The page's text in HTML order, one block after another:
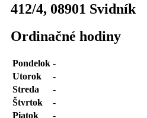
412/4, 08901 Svidník
Ordinačné hodiny
Pondelok -
Utorok
-
Streda
-
Štvrtok
-
Piatok
-